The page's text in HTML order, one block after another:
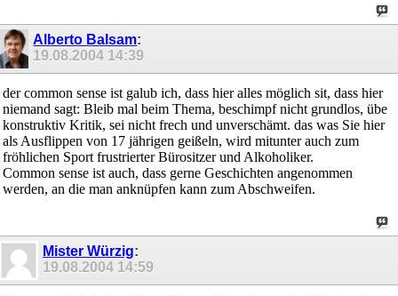
Alberto Balsam:
19.08.2004 14:39
der common sense ist galub ich, dass hier alles möglich sit, dass hier
niemand sagt: Bleib mal beim Thema, beschimpf nicht grundlos, übe
konstruktiv Kritik, sei nicht frech und unverschämt. das was Sie hier
als Ausflippen von 17 jährigen geißeln, wird mitunter auch zum
fröhlichen Sport frustrierter Bürositzer und Alkoholiker.
Common sense ist auch, dass gerne Geschichten angenommen
werden, an die man anknüpfen kann zum Abschweifen.
Mister Würzig:
19.08.2004 14:59